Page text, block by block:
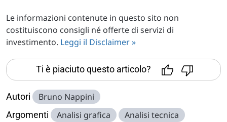
Le informazioni contenute in questo sito non
costituiscono consigli né offerte di servizi di
investimento. Leggi il Disclaimer »
Ti è piaciuto questo articolo?
Autori Bruno Nappini
Argomenti Analisi grafica
Analisi tecnica